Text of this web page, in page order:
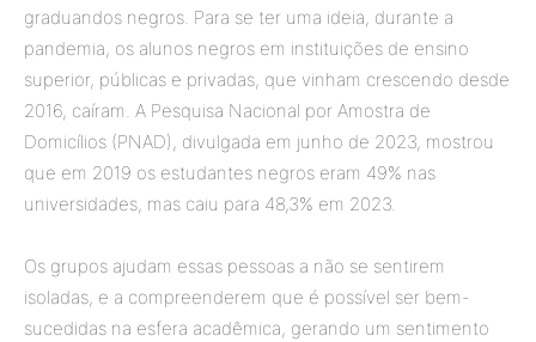
graduandos negros. Para se ter uma ideia, durante a
pandemia, os alunos negros em instituições de ensino
superior, públicas e privadas, que vinham crescendo desde
2016, caíram. A Pesquisa Nacional por Amostra de
Domicílios (PNAD), divulgada em junho de 2023, mostrou
que em 2019 os estudantes negros eram 49% nas
universidades, mas caiu para 48,3% em 2023.
Os grupos ajudam essas pessoas a não se sentirem
isoladas, e a compreenderem que é possível ser bem-
sucedidas na esfera acadêmica, gerando um sentimento